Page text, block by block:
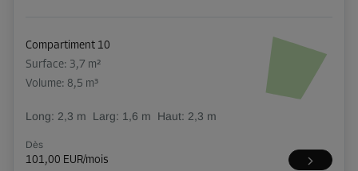
Compartiment 10
Surface: 3,7 m²
Volume: 8,5 m³
Long: 2,3 m Larg: 1,6 m Haut: 2,3 m
Dès
101,00 EUR/mois